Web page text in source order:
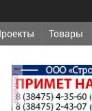
Товары
реклама